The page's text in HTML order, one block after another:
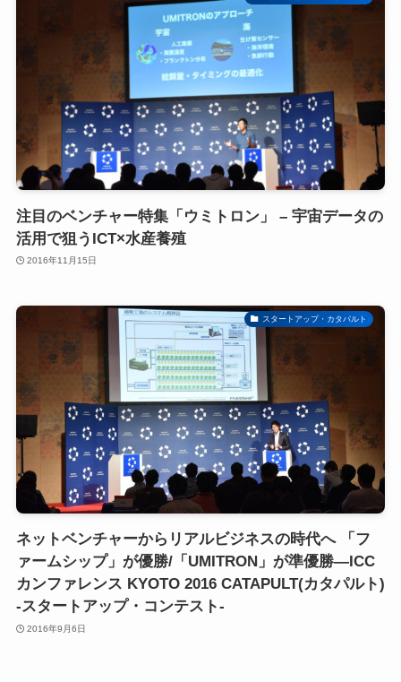
注目のベンチャー特集「ウミトロン」 – 宇宙データの
活用で狙うICT×水産養殖
2016年11月15日
スタートアップ・カタパルト
ネットベンチャーからリアルビジネスの時代へ 「フ
ァームシップ」が優勝/「UMITRON」が準優勝―ICC
カンファレンス KYOTO 2016 CATAPULT(カタパルト)
-スタートアップ・コンテスト-
2016年9月6日